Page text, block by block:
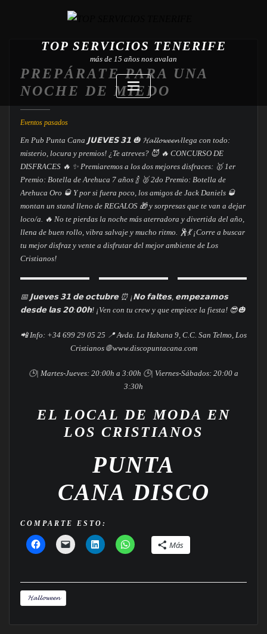
TOP SERVICIOS TENERIFE
más de 15 años nos avalan
PREPÁRATE PARA UNA
NOCHE DE MIEDO
Eventos pasados
En Pub Punta Cana 𝗝𝗨𝗘𝗩𝗘𝗦 𝟯𝟭 🎃 𝓗𝓪𝓵𝓵𝓸𝔀𝓮𝓮𝓷 llega con todo:
misterio, locura y premios! ¿Te atreves? 😈 🔥 CONCURSO DE
DISFRACES 🔥 ✨ Premiaremos a los dos mejores disfraces: 🥇 1er
Premio: Botella de Arehuca 7 años 🍾 🥈 2do Premio: Botella de
Arehuca Oro 🥃 Y por si fuera poco, los amigos de Jack Daniels 🥃
montan un stand lleno de REGALOS 🎁 y sorpresas que te van a dejar
loco/a. 🔥 No te pierdas la noche más aterradora y divertida del año,
llena de buen rollo, vibra salvaje y mucho ritmo. 🕺💃 ¡Corre a buscar
tu mejor disfraz y vente a disfrutar del mejor ambiente de Los
Cristianos!
📅 𝗝𝘂𝗲𝘃𝗲𝘀 𝟯𝟭 𝗱𝗲 𝗼𝗰𝘁𝘂𝗯𝗿𝗲 ⏰ ¡𝗡𝗼 𝗳𝗮𝗹𝘁𝗲𝘀, 𝗲𝗺𝗽𝗲𝘇𝗮𝗺𝗼𝘀
𝗱𝗲𝘀𝗱𝗲 𝗹𝗮𝘀 𝟮𝟬:𝟬𝟬𝗵! ¡Ven con tu crew y que empiece la fiesta! 😎🎃
📲 Info: +34 699 29 05 25 📍 Avda. La Habana 9, C.C. San Telmo, Los
Cristianos 🌐 www.discopuntacana.com
🕒| Martes-Jueves: 20:00h a 3:00h 🕒| Viernes-Sábados: 20:00 a
3:30h
EL LOCAL DE MODA EN
LOS CRISTIANOS
PUNTA
CANA DISCO
COMPARTE ESTO:
Más
𝓗𝓪𝓵𝓵𝓸𝔀𝓮𝓮𝓷